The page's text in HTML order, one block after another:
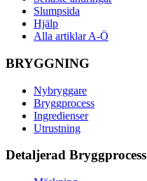
Slumpsida
Hjälp
Alla artiklar A-Ö
BRYGGNING
Nybryggare
Bryggprocess
Ingredienser
Utrustning
Detaljerad Bryggprocess